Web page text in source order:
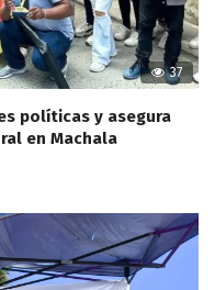
37
políticas y asegura
en Machala